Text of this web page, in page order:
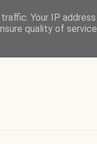
Your IP
quality of